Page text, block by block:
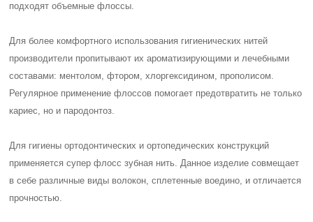
подходят объемные флоссы.
Для более комфортного использования гигиенических нитей
производители пропитывают их ароматизирующими и лечебными
составами: ментолом, фтором, хлоргексидином, прополисом.
Регулярное применение флоссов помогает предотвратить не только
кариес, но и пародонтоз.
Для гигиены ортодонтических и ортопедических конструкций
применяется супер флосс зубная нить. Данное изделие совмещает
в себе различные виды волокон, сплетенные воедино, и отличается
прочностью.